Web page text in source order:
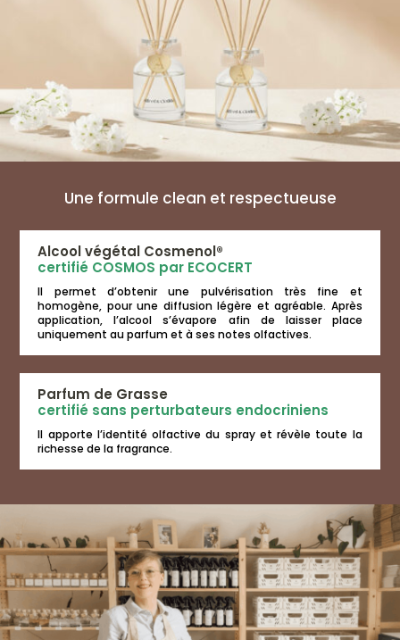
produit
Une formule clean et respectueuse
Alcool végétal Cosmenol®
certifié COSMOS par ECOCERT
Il permet d’obtenir une pulvérisation très fine et
homogène, pour une diffusion légère et agréable. Après
application, l’alcool s’évapore afin de laisser place
uniquement au parfum et à ses notes olfactives.
Parfum de Grasse
certifié sans perturbateurs endocriniens
Il apporte l’identité olfactive du spray et révèle toute la
richesse de la fragrance.